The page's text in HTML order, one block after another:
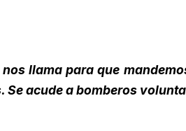
nos llama para que
Se acude a bomberos